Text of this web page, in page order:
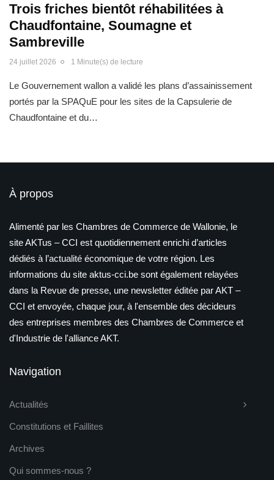
Trois friches bientôt réhabilitées à
Chaudfontaine, Soumagne et
Sambreville
24 juillet 2026 1 Minute(s) de lecture
Le Gouvernement wallon a validé les plans d’assainissement
portés par la SPAQuE pour les sites de la Capsulerie de
Chaudfontaine et du…
À propos
Alimenté par les Chambres de Commerce de Wallonie, le
site AKTus – CCI est quotidiennement enrichi d’articles
dédiés à l’actualité économique de votre région. Les
informations du site aktus-cci.be sont également relayées
dans la Revue de presse, une newsletter éditée par AKT –
CCI et envoyée, chaque jour, à l'ensemble des décideurs
des entreprises membres des Chambres de Commerce et
d'Industrie de l'alliance AKT.
Navigation
Actualités
Constitutions et Faillites
Archives
Qui sommes-nous ?